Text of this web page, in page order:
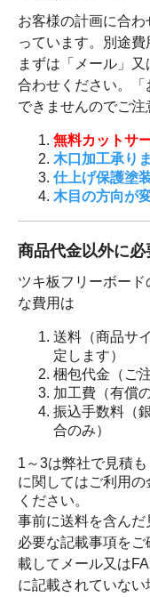
お客様の計画に合
っています。別途費
まずは「メール」
合わせください。
できませんのでご注
無料カットサ
木口加工承り
仕上げ保護塗
木目の方向が
商品代金以外に必
ツキ板フリーボー
な費用は
送料（商品サ
定します）
梱包代金（ご
加工費（有償
振込手数料（
合のみ）
1～3は弊社で見積
に関してはご利用
ください。
事前に送料を含ん
必要な記載事項を
載してメール又は
に記載されていない